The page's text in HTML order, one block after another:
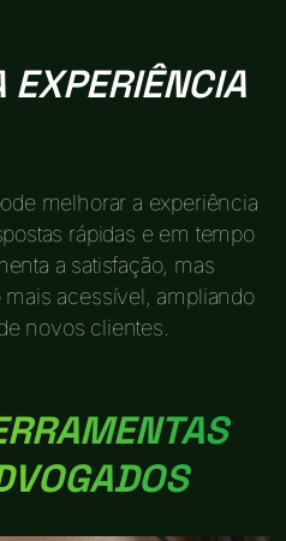
melhorar a experiência
rápidas e em tempo
a satisfação, mas
acessível, ampliando
novos clientes.